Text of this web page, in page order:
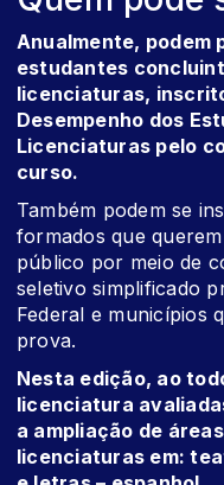
Anualmente, podem
estudantes
licenciaturas,
Desempenho dos
Licenciaturas pelo
curso.
Também podem se
formados que
público por meio de
seletivo simplificado
Federal e municípios
prova.
Nesta edição, ao
licenciatura
a ampliação de
licenciaturas em: